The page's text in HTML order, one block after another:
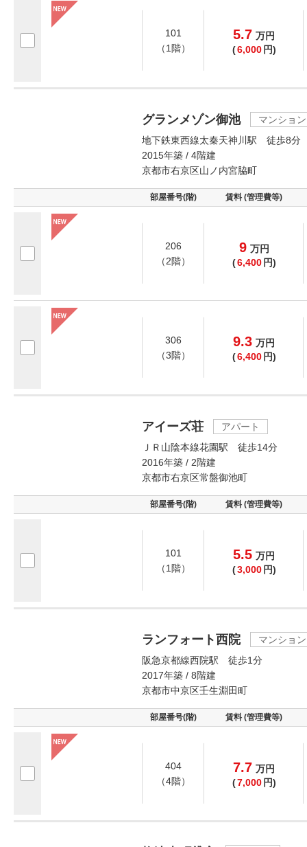
101
（1階）
5.7 万円
(6,000 円)
グランメゾン御池
マンション
地下鉄東西線太秦天神川駅 徒歩8分
2015年築 / 4階建
京都市右京区山ノ内宮脇町
部屋番号(階) 賃料 (管理費等)
206
（2階）
9 万円
(6,400 円)
306
（3階）
9.3 万円
(6,400 円)
アイーズ荘
アパート
ＪＲ山陰本線花園駅 徒歩14分
2016年築 / 2階建
京都市右京区常盤御池町
部屋番号(階) 賃料 (管理費等)
101
（1階）
5.5 万円
(3,000 円)
ランフォート西院
マンション
阪急京都線西院駅 徒歩1分
2017年築 / 8階建
京都市中京区壬生淵田町
部屋番号(階) 賃料 (管理費等)
404
（4階）
7.7 万円
(7,000 円)